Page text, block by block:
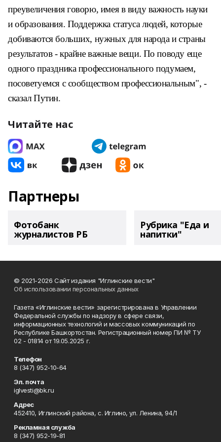
преувеличения говорю, имея в виду важность науки
и образования. Поддержка статуса людей, которые
добиваются больших, нужных для народа и страны
результатов - крайне важные вещи. По поводу еще
одного праздника профессионального подумаем,
посоветуемся с сообществом профессиональным", -
сказал Путин.
Читайте нас
Партнеры
Фотобанк
журналистов РБ
Рубрика "Еда и
напитки"
© 2021-2026 Сайт издания "Иглинские вести"
Об использовании персональных данных
Газета «Иглинские вести» зарегистрирована в Управлении
Федеральной службы по надзору в сфере связи,
информационных технологий и массовых коммуникаций по
Республике Башкортостан. Регистрационный номер ПИ № ТУ
02 - 01814 от 19.05.2025 г.
Телефон
8 (347) 952-10-64
Эл. почта
iglvesti@bk.ru
Адрес
452410, Иглинский района, с. Иглино, ул. Ленина, 94/1
Рекламная служба
8 (347) 952-19-81